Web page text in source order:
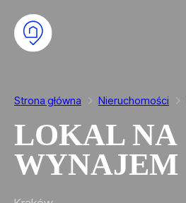
Przejdź do głównej treści
Przejdź do stopki
Strona główna Nieruchomości
LOKAL NA
WYNAJEM